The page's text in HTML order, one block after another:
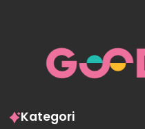
Kategori